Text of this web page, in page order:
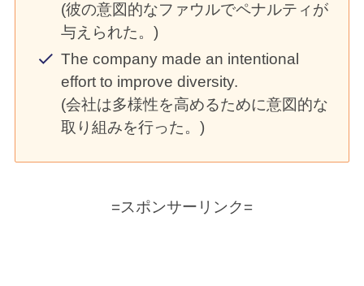
(彼の意図的なファウルでペナルティが
与えられた。)
The company made an intentional
effort to improve diversity.
(会社は多様性を高めるために意図的な
取り組みを行った。)
=スポンサーリンク=